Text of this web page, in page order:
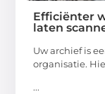
Efficiënter
laten
Uw archief is
organisatie.
...